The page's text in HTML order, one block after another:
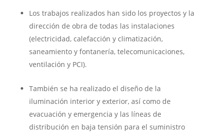
Los trabajos realizados han sido los proyectos y la
dirección de obra de todas las instalaciones
(electricidad, calefacción y climatización,
saneamiento y fontanería, telecomunicaciones,
ventilación y PCI).
También se ha realizado el diseño de la
iluminación interior y exterior, así como de
evacuación y emergencia y las líneas de
distribución en baja tensión para el suministro